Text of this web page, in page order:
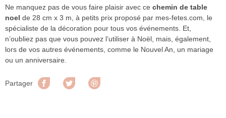
Ne manquez pas de vous faire plaisir avec ce chemin de table
noel de 28 cm x 3 m, à petits prix proposé par mes-fetes.com, le
spécialiste de la décoration pour tous vos événements. Et,
n’oubliez pas que vous pouvez l’utiliser à Noël, mais, également,
lors de vos autres événements, comme le Nouvel An, un mariage
ou un anniversaire.
Partager Partager Tweet